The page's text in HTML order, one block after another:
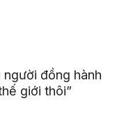
đồng hành
giới thôi”